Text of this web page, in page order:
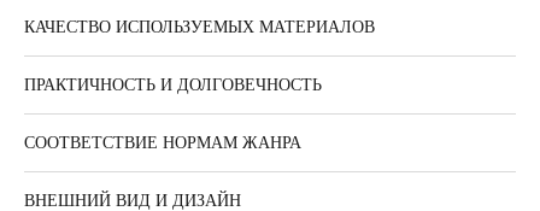
КАЧЕСТВО ИСПОЛЬЗУЕМЫХ МАТЕРИАЛОВ
ПРАКТИЧНОСТЬ И ДОЛГОВЕЧНОСТЬ
СООТВЕТСТВИЕ НОРМАМ ЖАНРА
ВНЕШНИЙ ВИД И ДИЗАЙН